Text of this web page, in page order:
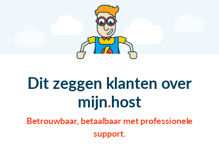
Dit zeggen klanten over
mijn host
Betrouwbaar, betaalbaar met professionele
support.